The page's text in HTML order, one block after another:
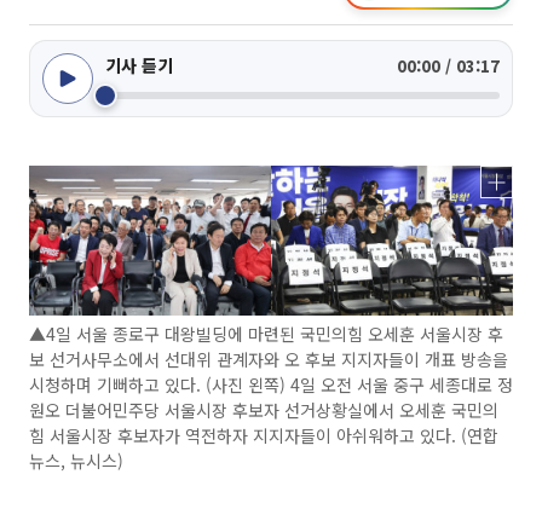
기사 듣기 00:00 / 03:17
▲4일 서울 종로구 대왕빌딩에 마련된 국민의힘 오세훈 서울시장 후
보 선거사무소에서 선대위 관계자와 오 후보 지지자들이 개표 방송을
시청하며 기뻐하고 있다. (사진 왼쪽) 4일 오전 서울 중구 세종대로 정
원오 더불어민주당 서울시장 후보자 선거상황실에서 오세훈 국민의
힘 서울시장 후보자가 역전하자 지지자들이 아쉬워하고 있다. (연합
뉴스, 뉴시스)